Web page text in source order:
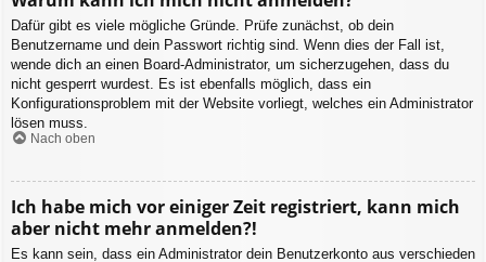
Dafür gibt es viele mögliche Gründe. Prüfe zunächst, ob dein
Benutzername und dein Passwort richtig sind. Wenn dies der Fall ist,
wende dich an einen Board-Administrator, um sicherzugehen, dass du
nicht gesperrt wurdest. Es ist ebenfalls möglich, dass ein
Konfigurationsproblem mit der Website vorliegt, welches ein Administrator
lösen muss.
Nach oben
Ich habe mich vor einiger Zeit registriert, kann mich
aber nicht mehr anmelden?!
Es kann sein, dass ein Administrator dein Benutzerkonto aus verschieden